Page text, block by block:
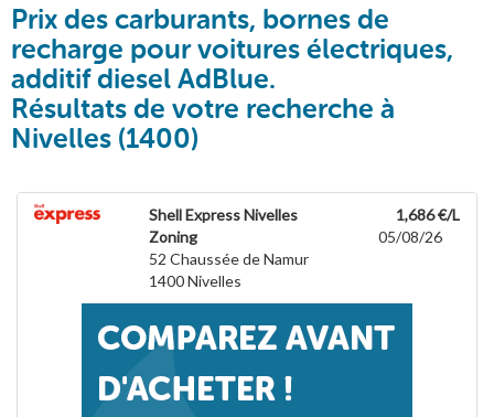
Prix des carburants, bornes de
recharge pour voitures électriques,
additif diesel AdBlue.
Résultats de votre recherche à
Nivelles (1400)
Shell Express Nivelles
Zoning
52 Chaussée de Namur
1400Nivelles
1,686 €/L
05/08/26